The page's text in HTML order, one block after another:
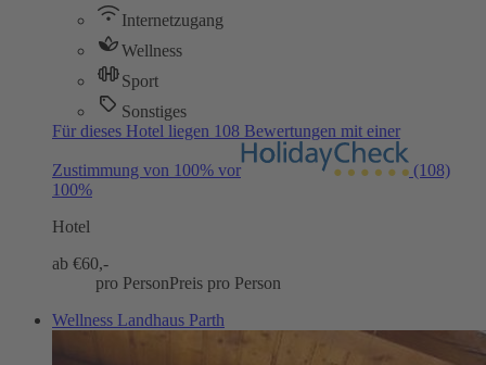
Internetzugang
Wellness
Sport
Sonstiges
Für dieses Hotel liegen 108 Bewertungen mit einer
Zustimmung von 100% vor
(108)
100%
Hotel
ab €60,-
pro PersonPreis pro Person
Wellness Landhaus Parth